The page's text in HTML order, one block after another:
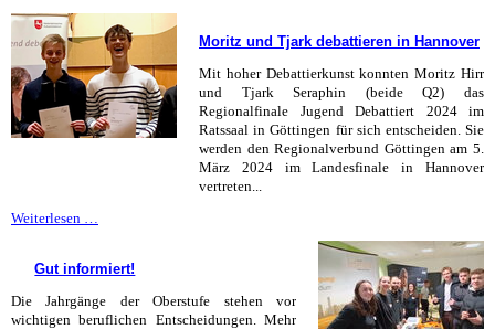
wollen
ins
Nationalteam
Moritz und Tjark debattieren in Hannover
Mit hoher Debattierkunst konnten Moritz Hirr
und Tjark Seraphin (beide Q2) das
Regionalfinale Jugend Debattiert 2024 im
Ratssaal in Göttingen für sich entscheiden. Sie
werden den Regionalverbund Göttingen am 5.
März 2024 im Landesfinale in Hannover
vertreten...
Weiterlesen …
debattieren
Hannover
Gut informiert!
Die Jahrgänge der Oberstufe stehen vor
wichtigen beruflichen Entscheidungen. Mehr